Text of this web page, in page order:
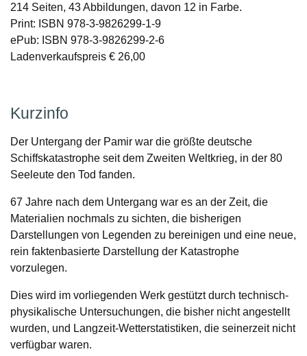
214 Seiten, 43 Abbildungen, davon 12 in Farbe.
Print: ISBN 978-3-9826299-1-9
ePub: ISBN 978-3-9826299-2-6
Ladenverkaufspreis € 26,00
Kurzinfo
Der Untergang der Pamir war die größte deutsche
Schiffskatastrophe seit dem Zweiten Weltkrieg, in der 80
Seeleute den Tod fanden.
67 Jahre nach dem Untergang war es an der Zeit, die
Materialien nochmals zu sichten, die bisherigen
Darstellungen von Legenden zu bereinigen und eine neue,
rein faktenbasierte Darstellung der Katastrophe
vorzulegen.
Dies wird im vorliegenden Werk gestützt durch technisch-
physikalische Untersuchungen, die bisher nicht angestellt
wurden, und Langzeit-Wetterstatistiken, die seinerzeit nicht
verfügbar waren.